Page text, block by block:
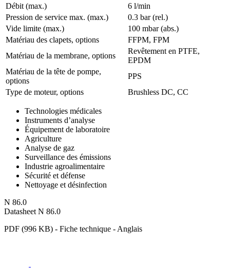
Débit (max.)
6 l/min
Pression de service max. (max.)
0.3 bar (rel.)
Vide limite (max.)
100 mbar (abs.)
Matériau des clapets, options
FFPM, FPM
Matériau de la membrane, options
Revêtement en PTFE,
EPDM
Matériau de la tête de pompe,
options
PPS
Type de moteur, options
Brushless DC, CC
Technologies médicales
Instruments d’analyse
Équipement de laboratoire
Agriculture
Analyse de gaz
Surveillance des émissions
Industrie agroalimentaire
Sécurité et défense
Nettoyage et désinfection
N 86.0
Datasheet N 86.0
PDF (996 KB) - Fiche technique - Anglais